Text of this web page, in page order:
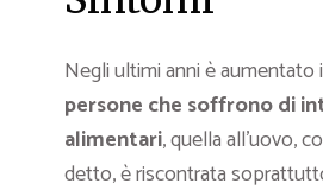
Negli ultimi anni è
persone che soffrono di
alimentari, quella all’uovo,
detto, è riscontrata